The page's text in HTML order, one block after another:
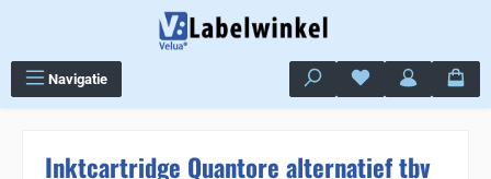
Navigatie Je hebt 0 items op
Inktcartridge Quantore alternatief tbv